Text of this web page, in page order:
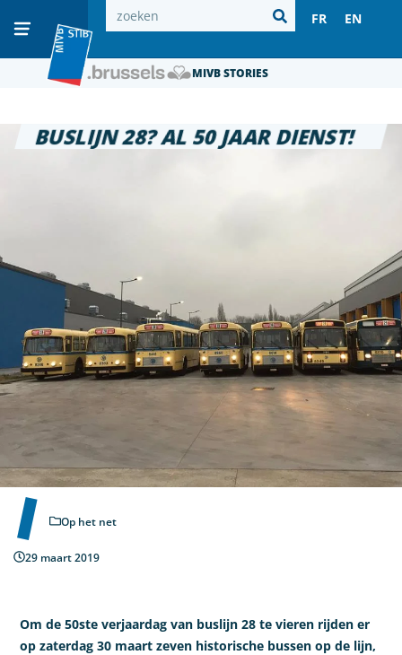
FR EN
MIVB STORIES
BUSLIJN 28? AL 50 JAAR DIENST!
Op het net
29 maart 2019
Om de 50ste verjaardag van buslijn 28 te vieren rijden er
op zaterdag 30 maart zeven historische bussen op de lijn,